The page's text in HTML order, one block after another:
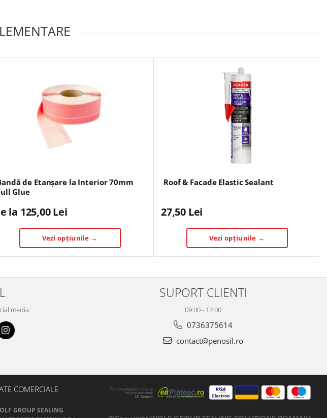
de Etanșare la Interior 70mm
Glue
la 125,00 Lei
Vezi opțiunile →
Roof & Facade Elastic Sealant
27,50 Lei
Vezi opțiunile →
media
SUPORT CLIENTI
09:00 - 17:00
0736375614
contact@penosil.ro
COMERCIALE
GROUP SEALING